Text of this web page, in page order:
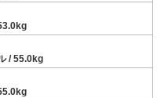
/ 55.0kg